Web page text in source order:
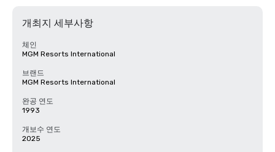
개최지 세부사항
체인
MGM Resorts International
브랜드
MGM Resorts International
완공 연도
1993
개보수 연도
2025